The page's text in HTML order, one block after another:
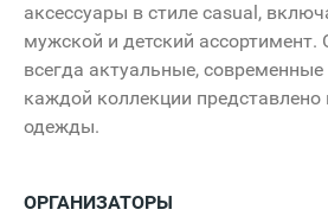
аксессуары в стиле casual,
мужской и детский ассортимент.
всегда актуальные,
каждой коллекции представлено
одежды.
ОРГАНИЗАТОРЫ